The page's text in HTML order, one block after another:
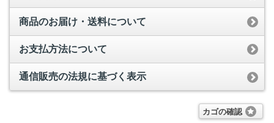
商品のお届け・送料について
お支払方法について
通信販売の法規に基づく表示
カゴの確認